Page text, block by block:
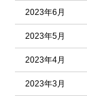
2023年6月
2023年5月
2023年4月
2023年3月